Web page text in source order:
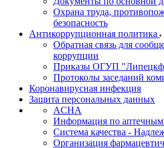
Охрана труда,
безопасность
Антикоррупционная политика
Обратная связь для
коррупции
Приказы ОГУП
Протоколы заседаний
Коронавирусная инфекция
Защита персональных данных
ACHA
Информация по аптечным
Система качества -
Организация